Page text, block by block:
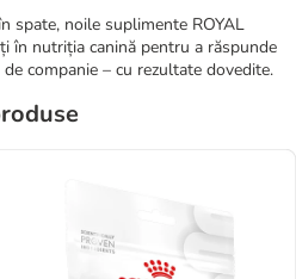
spate, noile suplimente ROYAL
în nutriția canină pentru a răspunde
companie – cu rezultate dovedite.